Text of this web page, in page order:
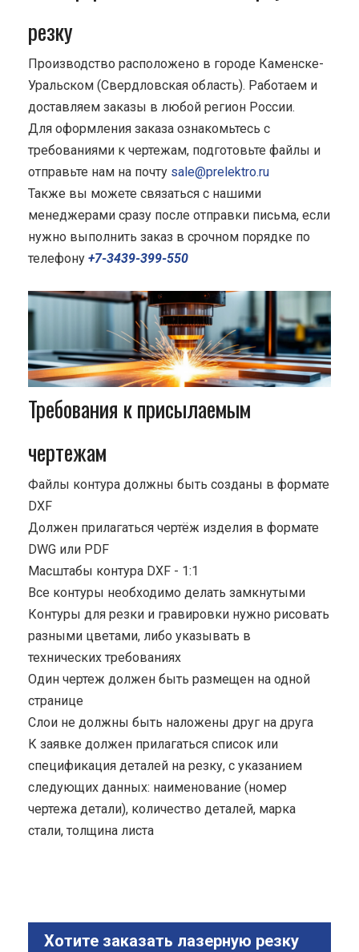
резку
Производство расположено в городе Каменске-
Уральском (Свердловская область). Работаем и
доставляем заказы в любой регион России.
Для оформления заказа ознакомьтесь с
требованиями к чертежам, подготовьте файлы и
отправьте нам на почту sale@prelektro.ru
Также вы можете связаться с нашими
менеджерами сразу после отправки письма, если
нужно выполнить заказ в срочном порядке по
телефону +7-3439-399-550
Требования к присылаемым
чертежам
Файлы контура должны быть созданы в формате
DXF
Должен прилагаться чертёж изделия в формате
DWG или PDF
Масштабы контура DXF - 1:1
Все контуры необходимо делать замкнутыми
Контуры для резки и гравировки нужно рисовать
разными цветами, либо указывать в
технических требованиях
Один чертеж должен быть размещен на одной
странице
Cлои не должны быть наложены друг на друга
К заявке должен прилагаться список или
спецификация деталей на резку, с указанием
следующих данных: наименование (номер
чертежа детали), количество деталей, марка
стали, толщина листа
Хотите заказать лазерную резку